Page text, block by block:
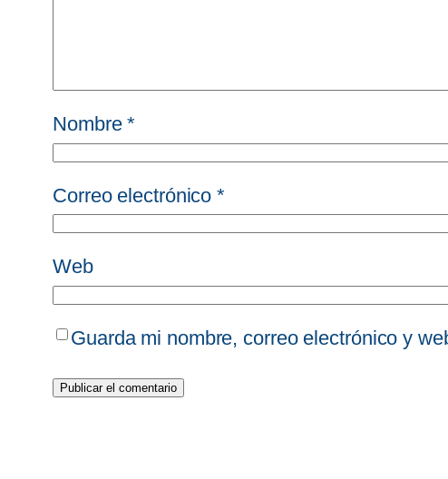
Nombre*
Correo electrónico*
Web
Guarda mi nombre, correo electrónico y